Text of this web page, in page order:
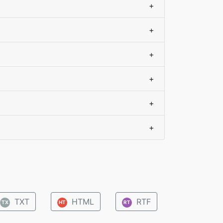
+
+
+
+
+
+
TX TXT HT HTML RT RTF